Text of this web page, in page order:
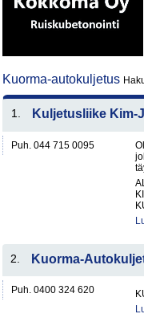
Kuorma-autokuljetus
1. Kuljetusliike Kim-
Puh. 044 715 0095
2. Kuorma-
Puh. 0400 324 620